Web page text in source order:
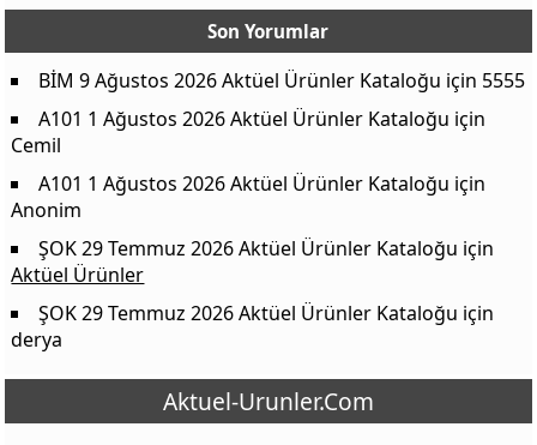
Son Yorumlar
BİM 9 Ağustos 2026 Aktüel Ürünler Kataloğu için 5555
A101 1 Ağustos 2026 Aktüel Ürünler Kataloğu için
Cemil
A101 1 Ağustos 2026 Aktüel Ürünler Kataloğu için
Anonim
ŞOK 29 Temmuz 2026 Aktüel Ürünler Kataloğu için
Aktüel Ürünler
ŞOK 29 Temmuz 2026 Aktüel Ürünler Kataloğu için
derya
Aktuel-Urunler.Com